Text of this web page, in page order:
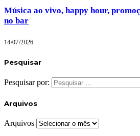
Música ao vivo, happy hour,
no bar
14/07/2026
Pesquisar
Pesquisar por:
Arquivos
Arquivos